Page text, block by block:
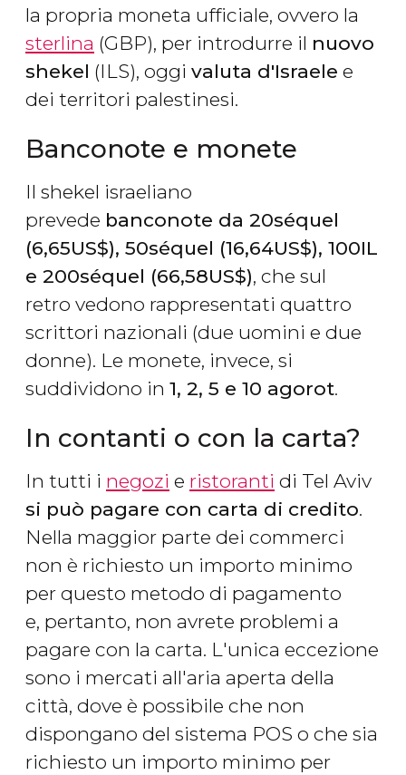
la propria moneta ufficiale, ovvero la
sterlina (GBP), per introdurre il nuovo
shekel (ILS), oggi valuta d'Israele e
dei territori palestinesi.
Banconote e monete
Il shekel israeliano
prevede banconote da 20séquel
(6,65US$), 50séquel (16,64US$), 100IL
e 200séquel (66,58US$), che sul
retro vedono rappresentati quattro
scrittori nazionali (due uomini e due
donne). Le monete, invece, si
suddividono in 1, 2, 5 e 10 agorot.
In contanti o con la carta?
In tutti i negozi e ristoranti di Tel Aviv
si può pagare con carta di credito.
Nella maggior parte dei commerci
non è richiesto un importo minimo
per questo metodo di pagamento
e, pertanto, non avrete problemi a
pagare con la carta. L'unica eccezione
sono i mercati all'aria aperta della
città, dove è possibile che non
dispongano del sistema POS o che sia
richiesto un importo minimo per